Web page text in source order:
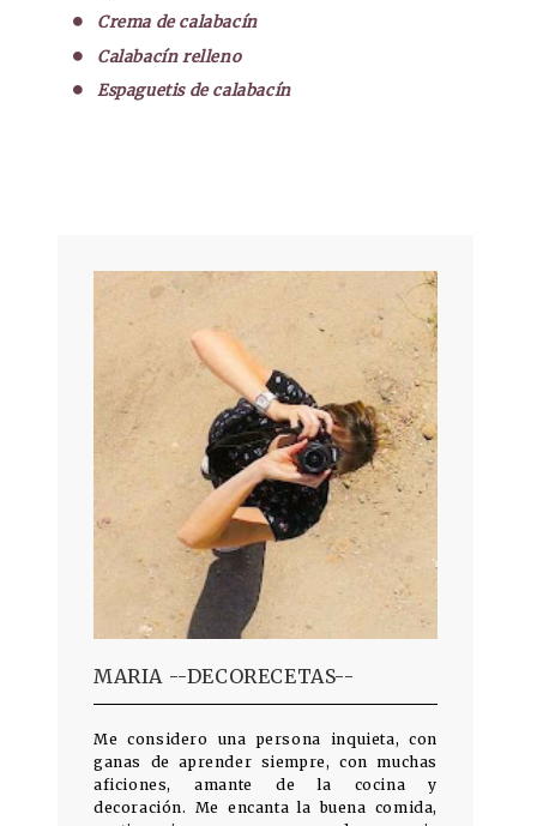
Crema de calabacín
Calabacín relleno
Espaguetis de calabacín
MARIA --DECORECETAS--
Me considero una persona inquieta, con
ganas de aprender siempre, con muchas
aficiones, amante de la cocina y
decoración. Me encanta la buena comida,